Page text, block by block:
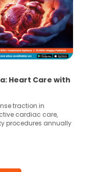
Heart Care with
traction in
cardiac care,
procedures annually
angioplasty and